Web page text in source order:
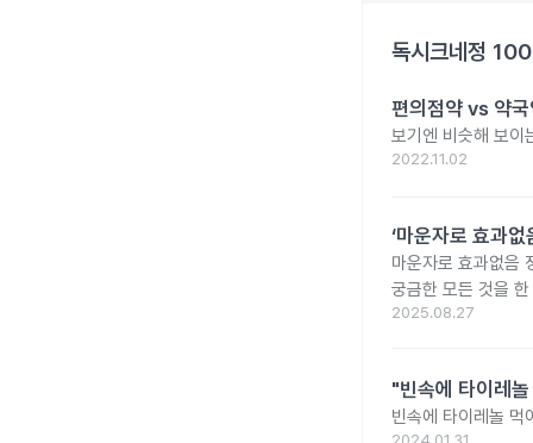
독시크네정
편의점약 vs 약
보기엔 비슷해 보이
2022.11.02
‘마운자로 효과
마운자로 효과없음
궁금한 모든 것을
2025.08.27
"빈속에 타이레
빈속에 타이레놀 먹